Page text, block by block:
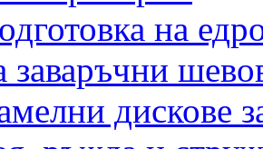
на
заваръчни
дискове